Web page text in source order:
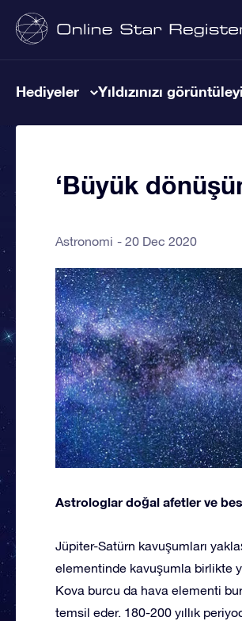
Hediyeler Yıldızınızı
‘Büyük
Astronomi 20 Dec 2020
Astrologlar doğal afetler ve
Jüpiter-Satürn kavuşumları
elementinde kavuşumla birlikte
Kova burcu da hava elementi
temsil eder. 180-200 yıllık